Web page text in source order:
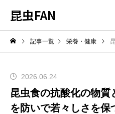
昆虫FAN
記事一覧 栄養・健康 昆
2026.06.24
昆虫食の抗酸化の物
を防いで若々しさを保